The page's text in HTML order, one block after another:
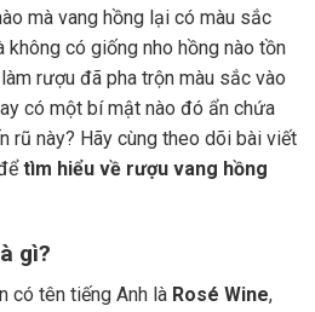
mà vang hồng lại có màu sắc
không có giống nho hồng nào tồn
rượu đã pha trộn màu sắc vào
có một bí mật nào đó ẩn chứa
rũ này? Hãy cùng theo dõi bài viết
tìm hiểu về rượu vang hồng
gì?
có tên tiếng Anh là Rosé Wine,